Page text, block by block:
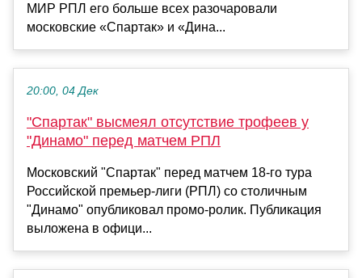
МИР РПЛ его больше всех разочаровали
московские «Спартак» и «Дина...
20:00, 04 Дек
"Спартак" высмеял отсутствие трофеев у
"Динамо" перед матчем РПЛ
Московский "Спартак" перед матчем 18-го тура
Российской премьер-лиги (РПЛ) со столичным
"Динамо" опубликовал промо-ролик. Публикация
выложена в офици...